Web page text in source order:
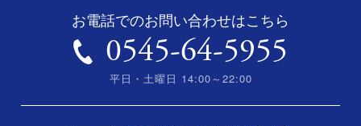
お電話でのお問い合わせはこちら
0545-64-5955
平日・土曜日 14:00～22:00